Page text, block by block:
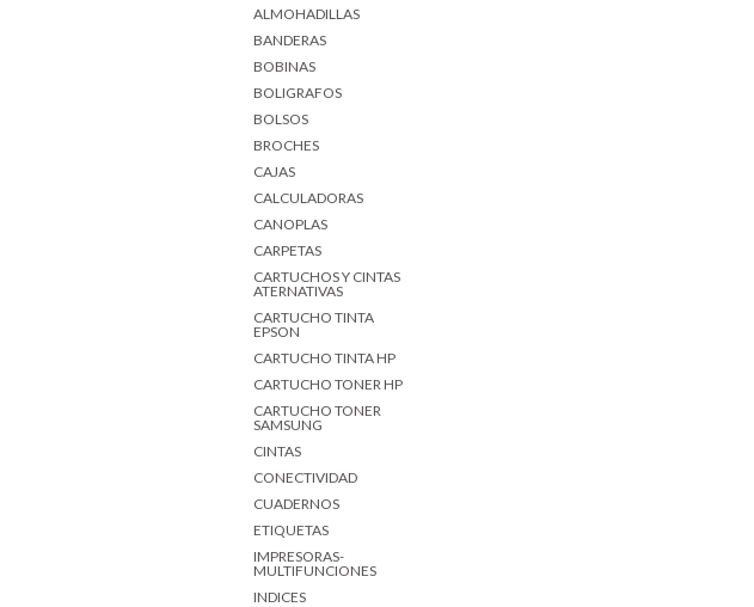
ALMOHADILLAS
BANDERAS
BOBINAS
BOLIGRAFOS
BOLSOS
BROCHES
CAJAS
CALCULADORAS
CANOPLAS
CARPETAS
CARTUCHOS Y CINTAS
ATERNATIVAS
CARTUCHO TINTA
EPSON
CARTUCHO TINTA HP
CARTUCHO TONER HP
CARTUCHO TONER
SAMSUNG
CINTAS
CONECTIVIDAD
CUADERNOS
ETIQUETAS
IMPRESORAS-
MULTIFUNCIONES
INDICES